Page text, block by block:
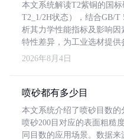
本文系统解读T2紫铜的国
T2_1/2H状态），结合GB/T
析其力学性能指标及影响
特性差异，为工业选材提供
2026年8月4日
喷砂都有多少目
本文系统介绍了喷砂目数
喷砂200目对应的表面粗糙
同目数的应用场景。数据来